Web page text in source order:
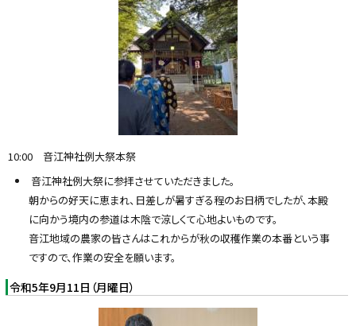
10:00 音江神社例大祭本祭
音江神社例大祭に参拝させていただきました。
朝からの好天に恵まれ、日差しが暑すぎる程のお日柄でしたが、本殿
に向かう境内の参道は木陰で涼しくて心地よいものです。
音江地域の農家の皆さんはこれからが秋の収穫作業の本番という事
ですので、作業の安全を願います。
令和5年9月11日（月曜日）